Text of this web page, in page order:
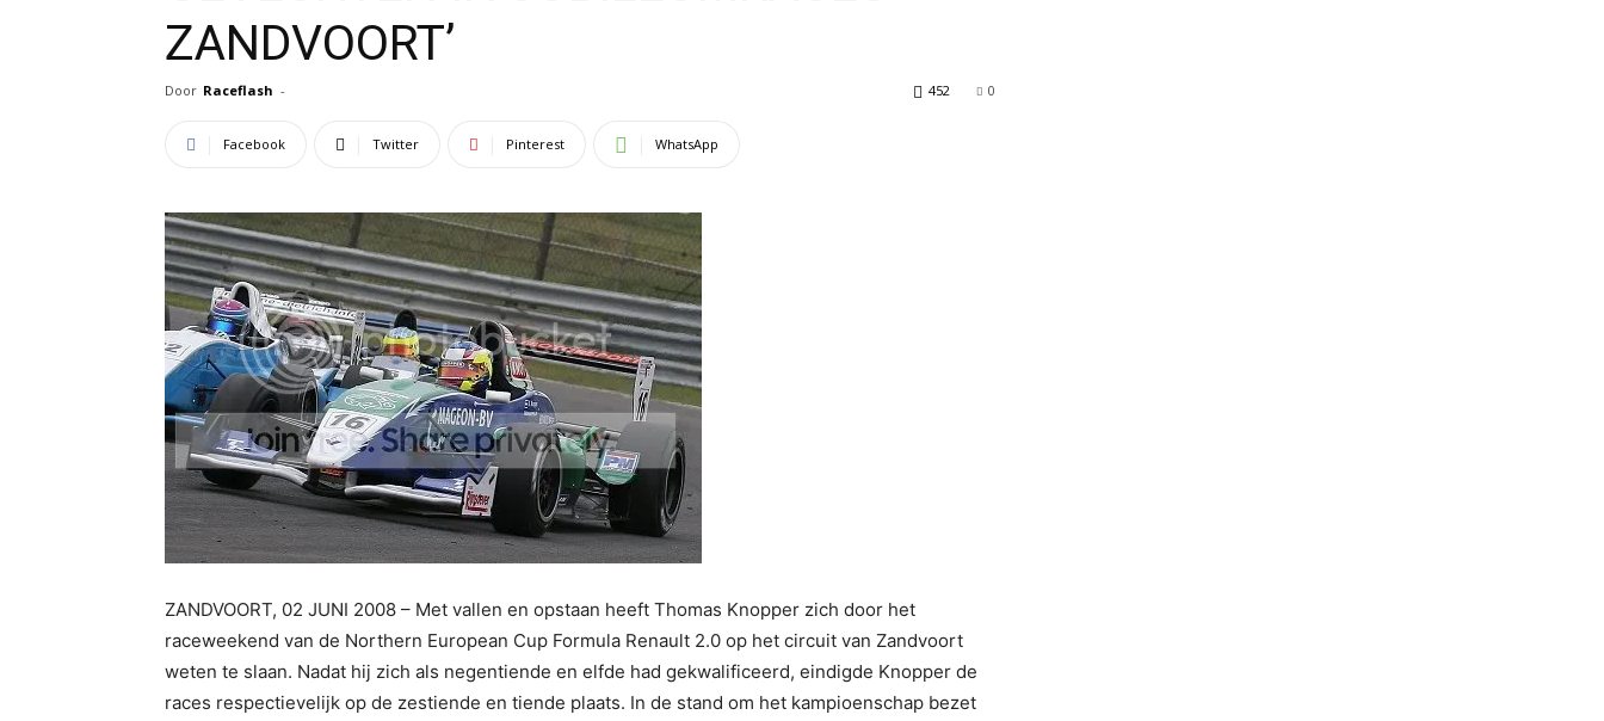
ZANDVOORT’
Door Raceflash - 0
452
Facebook Twitter Pinterest WhatsApp
ZANDVOORT, 02 JUNI 2008 – Met vallen en opstaan heeft Thomas Knopper zich door het
raceweekend van de Northern European Cup Formula Renault 2.0 op het circuit van Zandvoort
weten te slaan. Nadat hij zich als negentiende en elfde had gekwalificeerd, eindigde Knopper de
races respectievelijk op de zestiende en tiende plaats. In de stand om het kampioenschap bezet